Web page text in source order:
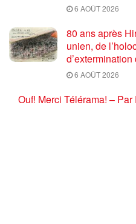
6 AOÛT 2026
80 ans après
unien, de
6 AOÛT 2026
Ouf! Merci Télérama! – Par